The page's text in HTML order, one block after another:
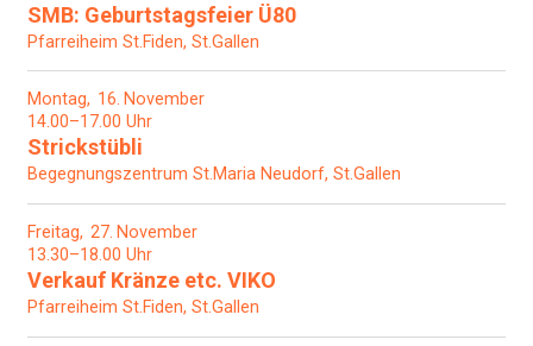
SMB: Geburtstagsfeier Ü80
Pfarreiheim St.Fiden, St.Gallen
Montag 16 November
14.00–17.00 Uhr
Strickstübli
Begegnungszentrum St.Maria Neudorf, St.Gallen
Freitag 27 November
13.30–18.00 Uhr
Verkauf Kränze etc. VIKO
Pfarreiheim St.Fiden, St.Gallen